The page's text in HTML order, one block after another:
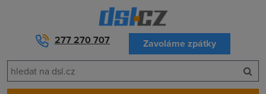
277 270 707 Zavoláme zpátky